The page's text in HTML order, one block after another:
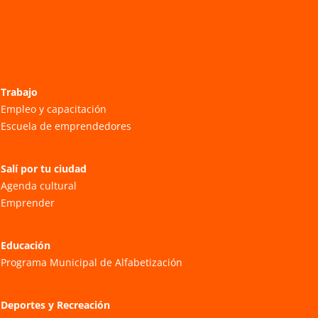
Trabajo
Empleo y capacitación
Escuela de emprendedores
Salí por tu ciudad
Agenda cultural
Emprender
Educación
Programa Municipal de Alfabetización
Deportes y Recreación